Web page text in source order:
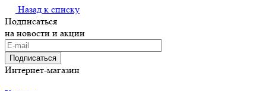
Назад к списку
Подписаться
на новости и акции
Подписаться
Интернет-магазин